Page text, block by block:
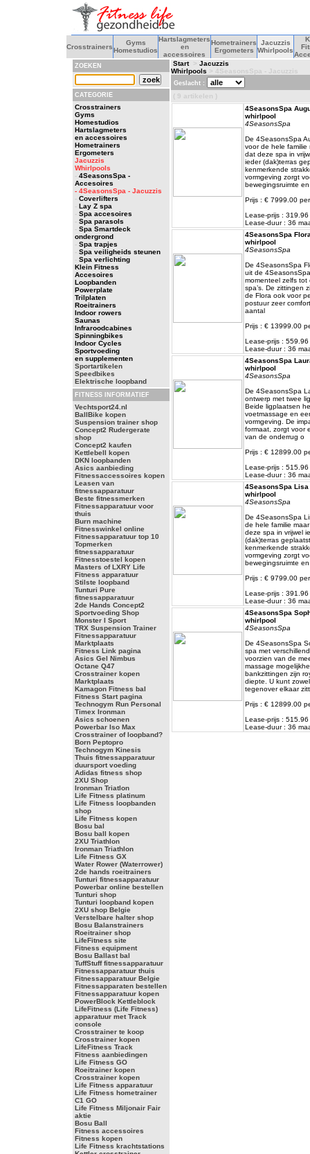
Crosstrainers
Gyms
Homestudios
Hartslagmeters
en
accessoires
Hometrainers
Ergometers
Jacuzzis
Whirlpools
ZOEKEN
CATEGORIE
Crosstrainers
Gyms
Homestudios
Hartslagmeters
en accessoires
Hometrainers
Ergometers
Jacuzzis
Whirlpools
- 4SeasonsSpa -
Accesoires
- 4SeasonsSpa - Jacuzzis
- Coverlifters
- Lay Z spa
- Spa accesoires
- Spa parasols
- Spa Smartdeck
ondergrond
- Spa trapjes
- Spa veiligheids steunen
- Spa verlichting
Klein Fitness
Accesoires
Loopbanden
Powerplate
Trilplaten
Roeitrainers
Indoor rowers
Saunas
Infraroodcabines
Spinningbikes
Indoor Cycles
Sportvoeding
en supplementen
Sportartikelen
Speedbikes
Elektrische loopband
FITNESS INFORMATIEF
Vechtsport24.nl
BallBike kopen
Suspension trainer shop
Concept2 Rudergerate
shop
Concept2 kaufen
Kettlebell kopen
DKN loopbanden
Asics aanbieding
Fitnessaccessoires kopen
Leasen van
fitnessapparatuur
Beste fitnessmerken
Fitnessapparatuur voor
thuis
Burn machine
Fitnesswinkel online
Fitnessapparatuur top 10
Topmerken
fitnessapparatuur
Fitnesstoestel kopen
Masters of LXRY Life
Fitness apparatuur
Stilste loopband
Tunturi Pure
fitnessapparatuur
2de Hands Concept2
Sportvoeding Shop
Monster I Sport
TRX Suspension Trainer
Fitnessapparatuur
Marktplaats
Fitness Link pagina
Asics Gel Nimbus
Octane Q47
Crosstrainer kopen
Marktplaats
Kamagon Fitness bal
Fitness Start pagina
Technogym Run Personal
Timex Ironman
Asics schoenen
Powerbar Iso Max
Crosstrainer of loopband?
Born Peptopro
Technogym Kinesis
Thuis fitnessapparatuur
duursport voeding
Adidas fitness shop
2XU Shop
Ironman Triatlon
Life Fitness platinum
Life Fitness loopbanden
shop
Life Fitness kopen
Bosu bal
Bosu ball kopen
2XU Triathlon
Ironman Triathlon
Life Fitness GX
Water Rower (Waterrower)
2de hands roeitrainers
Tunturi fitnessapparatuur
Powerbar online bestellen
Tunturi shop
Tunturi loopband kopen
2XU shop Belgie
Verstelbare halter shop
Bosu Balanstrainers
Roeitrainer shop
LifeFitness site
Fitness equipment
Bosu Ballast bal
TuffStuff fitnessapparatuur
Fitnessapparatuur thuis
Fitnessapparatuur Belgie
Fitnessapparaten bestellen
Fitnessapparatuur kopen
PowerBlock Kettleblock
LifeFitness (Life Fitness)
apparatuur met Track
console
Crosstrainer te koop
Crosstrainer kopen
LifeFitness Track
Fitness aanbiedingen
Life Fitness GO
Roeitrainer kopen
Crosstrainer kopen
Life Fitness apparatuur
Life Fitness hometrainer
C1 GO
Life Fitness Miljonair Fair
aktie
Bosu Ball
Fitness accessoires
Fitness kopen
Life Fitness krachtstations
Start> Jacuzzis
Whirlpools > 4SeasonsSpa - Jacuzzis
Geslacht :
( 9 artikelen )
4SeasonsSpa
whirlpool
4SeasonsSpa
De 4SeasonsSpa
voor de hele familie
dat deze spa in
ieder (dak)terras
kenmerkende
vormgeving zorgt
bewegingsruimte
Prijs : € 7999.00
Lease-prijs :
Lease-duur : 36
4SeasonsSpa
whirlpool
4SeasonsSpa
De 4SeasonsSpa
uit de
momenteel zelfs tot
spa’s. De zittingen
de Flora ook voor
postuur zeer
aantal
Prijs : € 13999.00
Lease-prijs :
Lease-duur : 36
4SeasonsSpa
whirlpool
4SeasonsSpa
De 4SeasonsSpa
ontwerp met twee
Beide ligplaatsen
voetmassage en
vormgeving. De
formaat, zorgt voor
van de onderrug o
Prijs : € 12899.00
Lease-prijs :
Lease-duur : 36
4SeasonsSpa
whirlpool
4SeasonsSpa
De 4SeasonsSpa
de hele familie
deze spa in vrijwel
(dak)terras
kenmerkende
vormgeving zorgt
bewegingsruimte
Prijs : € 9799.00
Lease-prijs :
Lease-duur : 36
4SeasonsSpa
whirlpool
4SeasonsSpa
De 4SeasonsSpa
spa met
voorzien van de
massage
bankzittingen zijn
diepte. U kunt
tegenover elkaar
Prijs : € 12899.00
Lease-prijs :
Lease-duur : 36